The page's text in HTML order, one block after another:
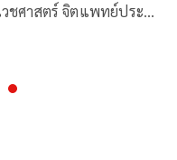
ชศาสตร์ จิตแพทย์ประจำ